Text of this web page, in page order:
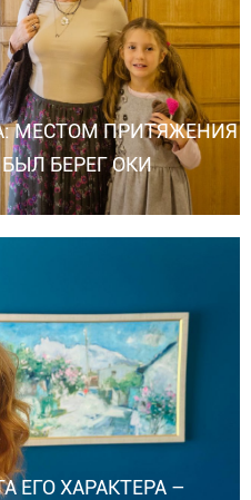
МЕСТОМ ПРИТЯЖЕНИЯ
БЕРЕГ ОКИ
ЕГО ХАРАКТЕРА –